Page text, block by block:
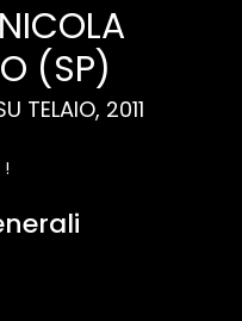
(SP)
TELAIO, 2011